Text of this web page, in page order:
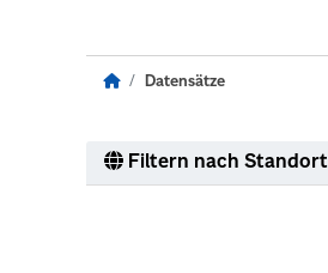
Datensätze
Filtern nach Standort